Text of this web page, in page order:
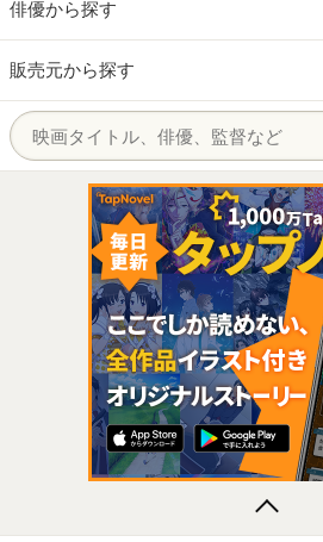
俳優から探す
販売元から探す